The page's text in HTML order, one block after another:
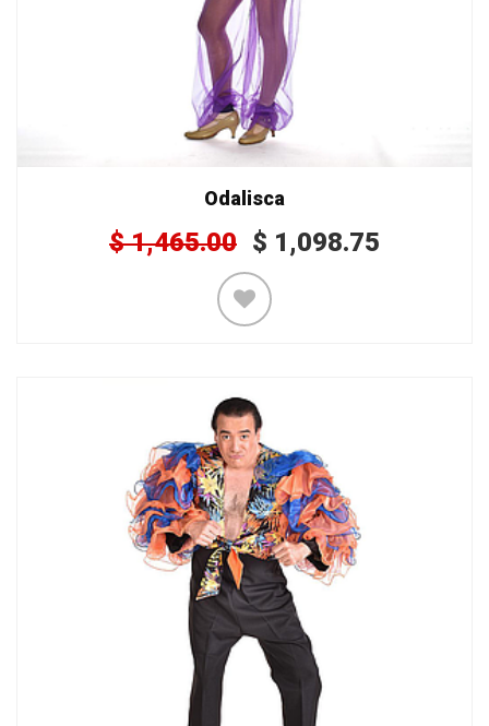
Odalisca
$1,465.00 $ 1,098.75